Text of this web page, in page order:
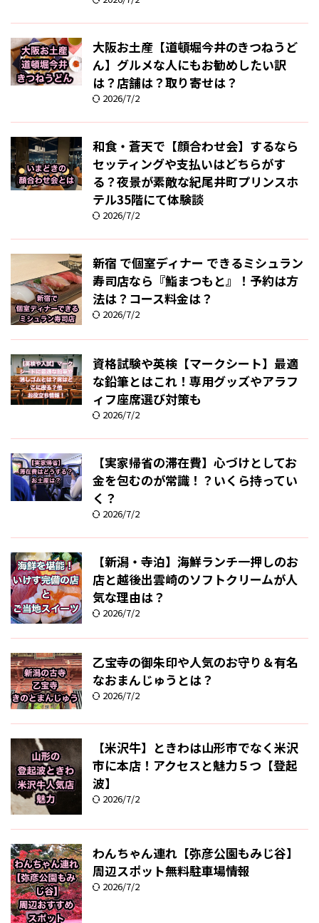
大阪お土産【道頓堀今井のきつねうど
ん】グルメな人にもお勧めしたい訳
は？店舗は？取り寄せは？
2026/7/2
和食・蒼天で【顔合わせ会】するなら
セッティングや支払いはどちらがす
る？夜景が素敵な紀尾井町プリンスホ
テル35階にて体験談
2026/7/2
新宿 で個室ディナー できるミシュラン
寿司店なら『鮨まつもと』！予約は方
法は？コース料金は？
2026/7/2
資格試験や英検【マークシート】最適
な鉛筆とはこれ！専用グッズやアラフ
ィフ座席選び対策も
2026/7/2
【実家帰省の滞在費】心づけとしてお
金を包むのが常識！？いくら持ってい
く？
2026/7/2
【新潟・寺泊】海鮮ランチ一押しのお
店と越後出雲崎のソフトクリームが人
気な理由は？
2026/7/2
乙宝寺の御朱印や人気のお守り＆有名
なおまんじゅうとは？
2026/7/2
【米沢牛】ときわは山形市でなく米沢
市に本店！アクセスと魅力５つ【登起
波】
2026/7/2
わんちゃん連れ【弥彦公園もみじ谷】
周辺スポット無料駐車場情報
2026/7/2